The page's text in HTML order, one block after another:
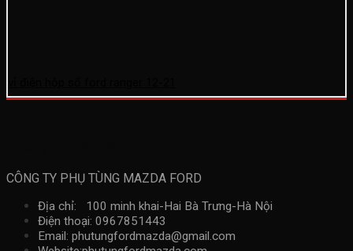
CÔNG TY PHỤ TÙNG MAZDA FORD
Địa chỉ: 100 minh khai-Hai Bà Trưng-Hà Nội
Điện thoại: 0967851443
Email: phutungfordmazda@gmail.com